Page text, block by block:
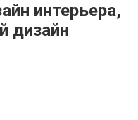
интерьера,
дизайн